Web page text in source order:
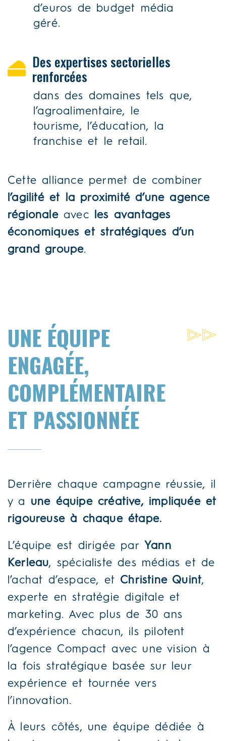
d’euros de budget média
géré.
Des expertises sectorielles
renforcées
dans des domaines tels que,
l’agroalimentaire, le
tourisme, l’éducation, la
franchise et le retail.
Cette alliance permet de combiner
l’agilité et la proximité d’une agence
régionaleavec
les avantages
économiques et stratégiques d’un
grand groupe.
UNE ÉQUIPE
ENGAGÉE,
COMPLÉMENTAIRE
ET PASSIONNÉE
Derrière chaque campagne réussie, il
y a une équipe créative, impliquée et
rigoureuse à chaque étape.
L’équipe est dirigée par Yann
Kerleau, spécialiste des médias et de
l’achat d’espace, et Christine Quint,
experte en stratégie digitale et
marketing. Avec plus de 30 ans
d’expérience chacun, ils pilotent
l’agence Compact avec une vision à
la fois stratégique basée sur leur
expérience et tournée vers
l’innovation.
À leurs côtés, une équipe dédiée à